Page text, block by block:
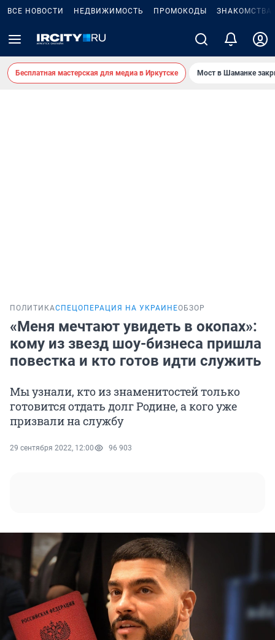
ВСЕ НОВОСТИ НЕДВИЖИМОСТЬ ПРОМОКОДЫ ЗНАКОМСТВА
Бесплатная мастерская для медиа в Иркутске Мост в Шаманке
ПОЛИТИКАСПЕЦОПЕРАЦИЯ НА УКРАИНЕОБЗОР
«Меня мечтают увидеть в окопах»:
кому из звезд шоу-бизнеса пришла
повестка и кто готов идти служить
Мы узнали, кто из знаменитостей только
готовится отдать долг Родине, а кого уже
призвали на службу
29 сентября 2022, 12:00 96 903